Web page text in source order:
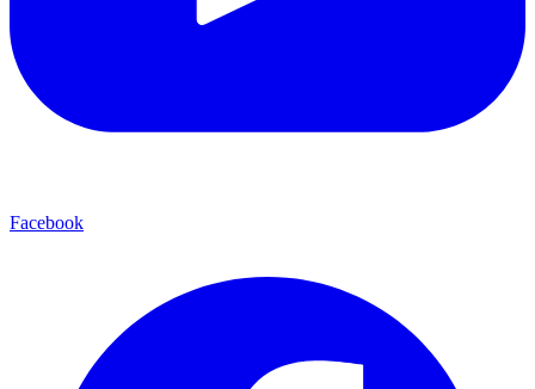
Facebook